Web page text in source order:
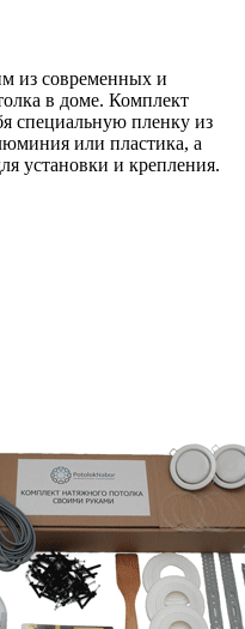
из современных и
в доме. Комплект
специальную пленку из
или пластика, а
установки и крепления.